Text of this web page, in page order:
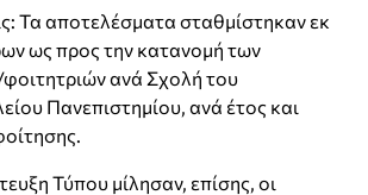
Τα αποτελέσματα σταθμίστηκαν εκ
ως προς την κατανομή των
ανά Σχολή του
Πανεπιστημίου, ανά έτος και
Τύπου μίλησαν, επίσης, οι